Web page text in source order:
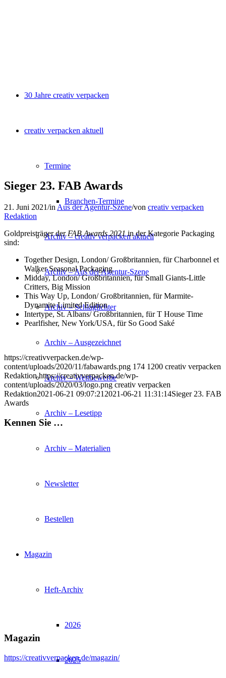
30 Jahre creativ verpacken
creativ verpacken aktuell
Termine
Branchen-Termine
Archiv – creativ verpacken aktuell
Archiv – Aus der Agentur-Szene
Archiv – Schlaglichter
Archiv – Ausgezeichnet
Archiv – Wettbewerbe
Archiv – Lesetipp
Archiv – Materialien
Newsletter
Bestellen
Magazin
Heft-Archiv
2026
2025
Sieger 23. FAB Awards
21. Juni 2021/in Aus der Agentur-Szene/von creativ verpacken
Redaktion
Goldpreisträger derFAB Awards 2021in der Kategorie Packaging
sind:
Together Design, London/ Großbritannien, für Charbonnel et
Walker Seasonal Packaging
Midday, London/ Großbritannien, für Small Giants-Little
Critters, Big Mission
This Way Up, London/ Großbritannien, für Marmite-
Dynamite Limited Edition
Intertype, St. Albans/ Großbritannien, für T House Time
Pearlfisher, New York/USA, für So Good Saké
https://creativverpacken.de/wp-
content/uploads/2020/11/fabawards.png 174 1200 creativ verpacken
Redaktion https://creativverpacken.de/wp-
content/uploads/2020/03/logo.png creativ verpacken
Redaktion2021-06-21 09:07:21 2021-06-21 11:31:14Sieger 23. FAB
Awards
Kennen Sie …
Magazin
https://creativverpacken.de/magazin/